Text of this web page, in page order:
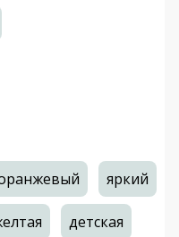
яркий
детская